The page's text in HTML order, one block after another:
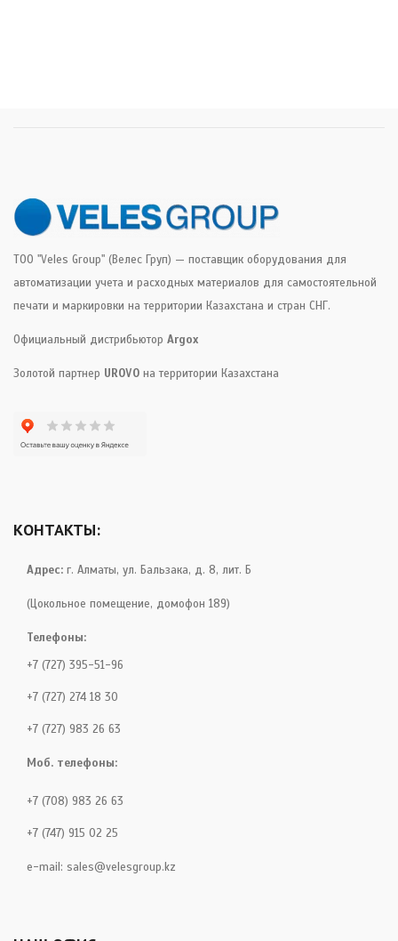
ТОО "Veles Group" (Велес Груп) — поставщик оборудования для
автоматизации учета и расходных материалов для самостоятельной
печати и маркировки на территории Казахстана и стран СНГ.
Официальный дистрибьютор Argox
Золотой партнер UROVO на территории Казахстана
КОНТАКТЫ:
Адрес: г. Алматы, ул. Бальзака, д. 8, лит. Б
(Цокольное помещение, домофон 189)
Телефоны:
+7 (727) 395-51-96
+7 (727) 274 18 30
+7 (727) 983 26 63
Моб. телефоны:
+7 (708) 983 26 63
+7 (747) 915 02 25
e-mail: sales@velesgroup.kz